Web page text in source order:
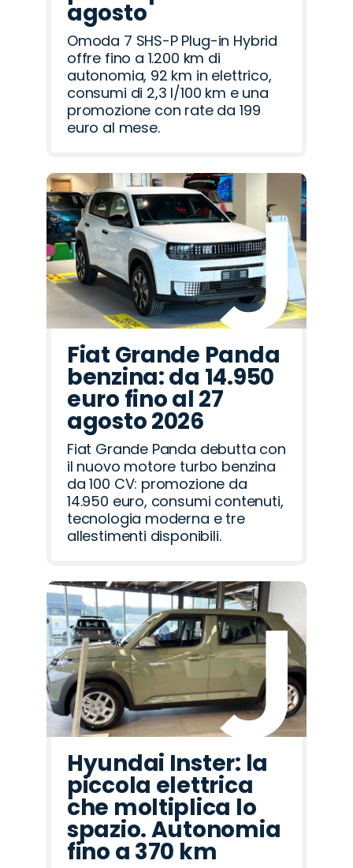
agosto
Omoda 7 SHS-P Plug-in Hybrid
offre fino a 1.200 km di
autonomia, 92 km in elettrico,
consumi di 2,3 l/100 km e una
promozione con rate da 199
euro al mese.
Fiat Grande Panda
benzina: da 14.950
euro fino al 27
agosto 2026
Fiat Grande Panda debutta con
il nuovo motore turbo benzina
da 100 CV: promozione da
14.950 euro, consumi contenuti,
tecnologia moderna e tre
allestimenti disponibili.
Hyundai Inster: la
piccola elettrica
che moltiplica lo
spazio. Autonomia
fino a 370 km